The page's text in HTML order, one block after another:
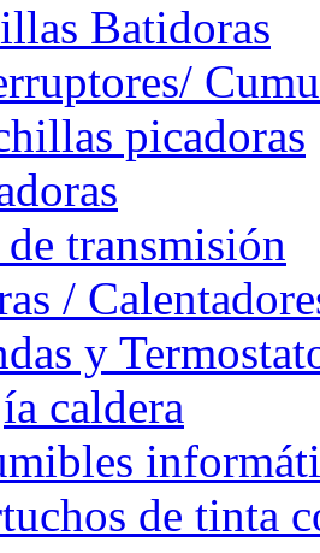
Batidoras
picadoras
transmisión
/
y
caldera
de tinta